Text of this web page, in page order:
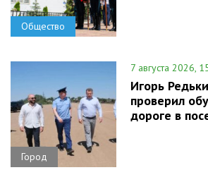
Общество
Город
7 августа 2026,
Игорь
проверил
дороге в